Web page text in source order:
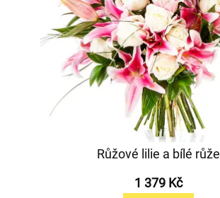
Růžové lilie a bílé růže
1 379 Kč